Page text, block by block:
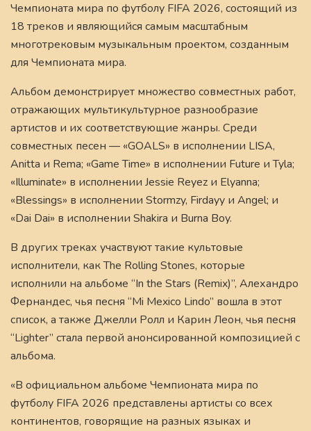
Чемпионата мира по футболу FIFA 2026, состоящий из
18 треков и являющийся самым масштабным
многотрековым музыкальным проектом, созданным
для Чемпионата мира.
Альбом демонстрирует множество совместных работ,
отражающих мультикультурное разнообразие
артистов и их соответствующие жанры. Среди
совместных песен — «GOALS» в исполнении LISA,
Anitta и Rema; «Game Time» в исполнении Future и Tyla;
«Illuminate» в исполнении Jessie Reyez и Elyanna;
«Blessings» в исполнении Stormzy, Firdayy и Angel; и
«Dai Dai» в исполнении Shakira и Burna Boy.
В других треках участвуют такие культовые
исполнители, как The Rolling Stones, которые
исполнили на альбоме “In the Stars (Remix)”, Алехандро
Фернандес, чья песня “Mi Mexico Lindo” вошла в этот
список, а также Джелли Ролл и Карин Леон, чья песня
“Lighter” стала первой анонсированной композицией с
альбома.
«В официальном альбоме Чемпионата мира по
футболу FIFA 2026 представлены артисты со всех
континентов, говорящие на разных языках и